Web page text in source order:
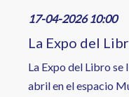
17-04-2026 10:00
La Expo del
La Expo del Libro se
abril en el espacio